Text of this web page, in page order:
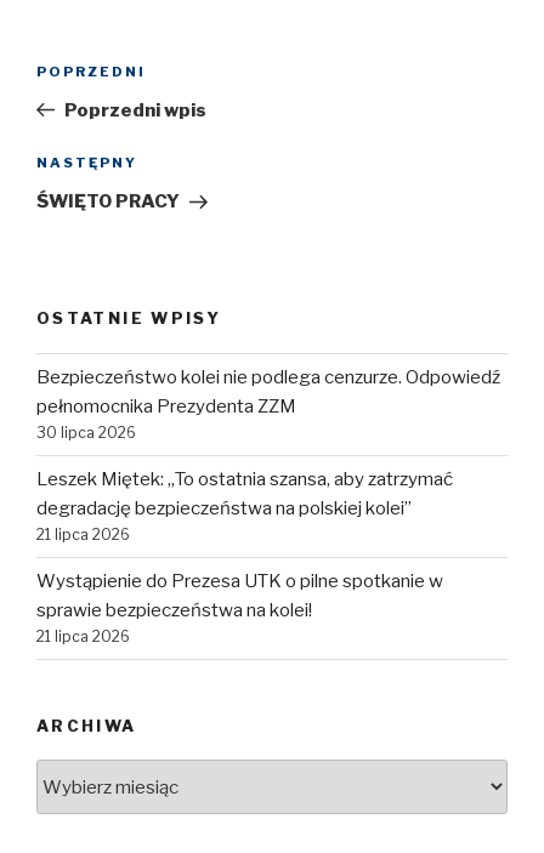
Nawigacja
Poprzedni
wpis
POPRZEDNI
Poprzedni wpis
Następny
wpis
NASTĘPNY
ŚWIĘTO PRACY
OSTATNIE WPISY
Bezpieczeństwo kolei nie podlega cenzurze. Odpowiedź
pełnomocnika Prezydenta ZZM
30 lipca 2026
Leszek Miętek: „To ostatnia szansa, aby zatrzymać
degradację bezpieczeństwa na polskiej kolei”
21 lipca 2026
Wystąpienie do Prezesa UTK o pilne spotkanie w
sprawie bezpieczeństwa na kolei!
21 lipca 2026
ARCHIWA